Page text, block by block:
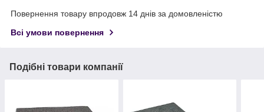
Повернення товару впродовж 14 днів за домовленістю
Всі умови повернення
Подібні товари компанії